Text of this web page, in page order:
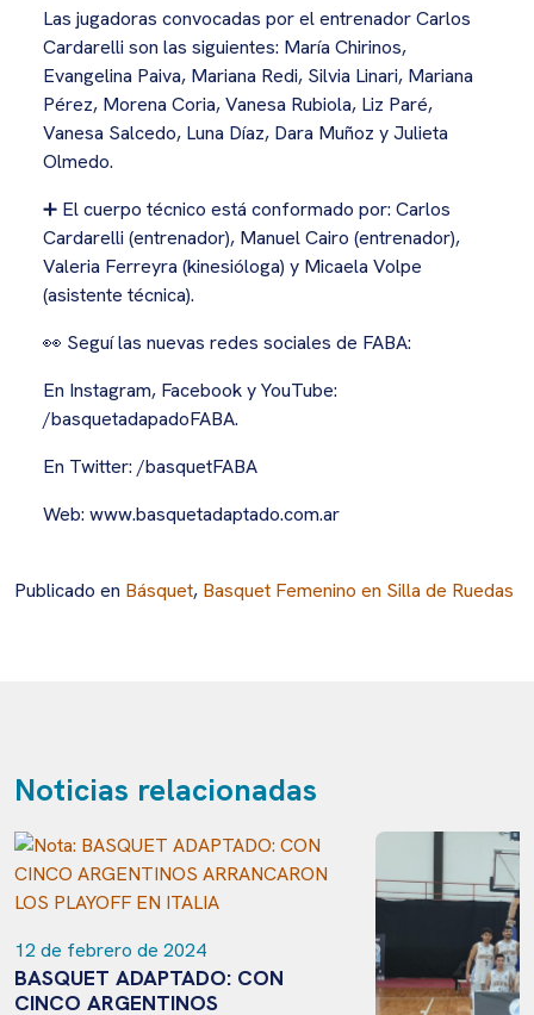
Las jugadoras convocadas por el entrenador Carlos
Cardarelli son las siguientes: María Chirinos,
Evangelina Paiva, Mariana Redi, Silvia Linari, Mariana
Pérez, Morena Coria, Vanesa Rubiola, Liz Paré,
Vanesa Salcedo, Luna Díaz, Dara Muñoz y Julieta
Olmedo.
➕ El cuerpo técnico está conformado por: Carlos
Cardarelli (entrenador), Manuel Cairo (entrenador),
Valeria Ferreyra (kinesióloga) y Micaela Volpe
(asistente técnica).
👀 Seguí las nuevas redes sociales de FABA:
En Instagram, Facebook y YouTube:
/basquetadapadoFABA.
En Twitter: /basquetFABA
Web: www.basquetadaptado.com.ar
Publicado en Básquet, Basquet Femenino en Silla de Ruedas
Noticias relacionadas
12 de febrero de 2024
BASQUET ADAPTADO: CON
CINCO ARGENTINOS